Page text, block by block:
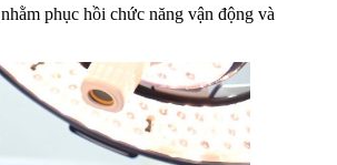
phục hồi chức năng vận động và